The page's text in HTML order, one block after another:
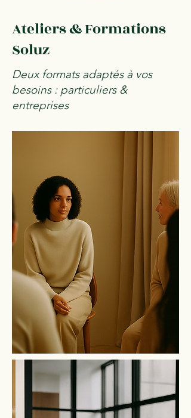
Ateliers & Formations
Soluz
Deux formats adaptés à vos
besoins : particuliers &
entreprises